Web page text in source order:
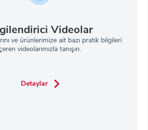
Videolar
ve ürünlerimize ait bazı pratik bilgileri
videolarımızla tanışın.
Detaylar